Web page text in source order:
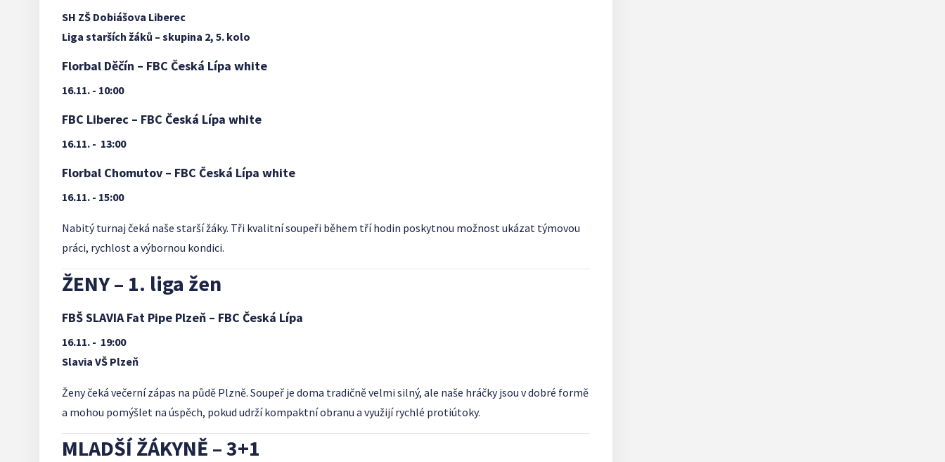
SH ZŠ Dobiášova Liberec
Liga starších žáků – skupina 2, 5. kolo
Florbal Děčín – FBC Česká Lípa white
16.11. - 10:00
FBC Liberec – FBC Česká Lípa white
16.11. - 13:00
Florbal Chomutov – FBC Česká Lípa white
16.11. - 15:00
Nabitý turnaj čeká naše starší žáky. Tři kvalitní soupeři během tří hodin poskytnou možnost ukázat týmovou
práci, rychlost a výbornou kondici.
ŽENY – 1. liga žen
FBŠ SLAVIA Fat Pipe Plzeň – FBC Česká Lípa
16.11. - 19:00
Slavia VŠ Plzeň
Ženy čeká večerní zápas na půdě Plzně. Soupeř je doma tradičně velmi silný, ale naše hráčky jsou v dobré formě
a mohou pomýšlet na úspěch, pokud udrží kompaktní obranu a využijí rychlé protiútoky.
MLADŠÍ ŽÁKYNĚ – 3+1